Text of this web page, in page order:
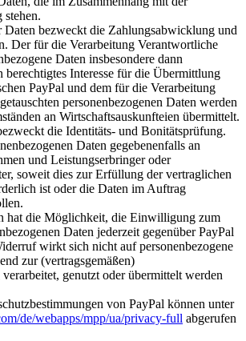
bezweckt die Zahlungsabwicklung und
Der für die Verarbeitung Verantwortliche
Daten insbesondere dann
berechtigtes Interesse für die Übermittlung
PayPal und dem für die Verarbeitung
personenbezogenen Daten werden
an Wirtschaftsauskunfteien übermittelt.
die Identitäts- und Bonitätsprüfung.
Daten gegebenenfalls an
und Leistungserbringer oder
soweit dies zur Erfüllung der vertraglichen
ist oder die Daten im Auftrag
hat die Möglichkeit, die Einwilligung zum
Daten jederzeit gegenüber PayPal
wirkt sich nicht auf personenbezogene
zur (vertragsgemäßen)
genutzt oder übermittelt werden
von PayPal können unter
de/webapps/mpp/ua/privacy-full abgerufen